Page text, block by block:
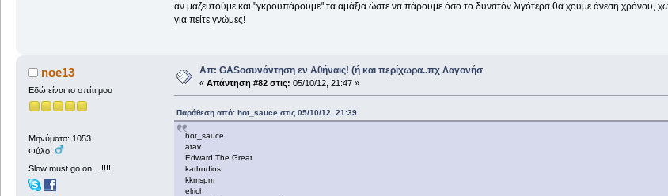
αν μαζευτούμε και "γκρουπάρουμε" τα αμάξια ώστε να πάρουμε όσο το δυνατόν λιγότερα θα χουμε άνεση χρόνου,
για πείτε γνώμες!
noe13
Εδώ είναι το σπίτι μου
Μηνύματα: 1053
Φύλο:
Slow must go on....!!!!
Απ: GASοσυνάντηση εν Αθήναις! (ή και περίχωρα..πχ Λαγονήσ
« Απάντηση #82 στις: 05/10/12, 21:47 »
Παράθεση από: hot_sauce στις 05/10/12, 21:39
hot_sauce
atav
Edward The Great
kathodios
kkmspm
elrich